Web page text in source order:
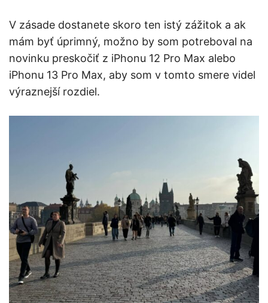
V zásade dostanete skoro ten istý zážitok a ak
mám byť úprimný, možno by som potreboval na
novinku preskočiť z iPhonu 12 Pro Max alebo
iPhonu 13 Pro Max, aby som v tomto smere videl
výraznejší rozdiel.